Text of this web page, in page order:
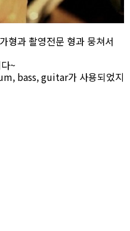
형과 촬영전문 형과 뭉쳐서
~
bass, guitar가 사용되었지